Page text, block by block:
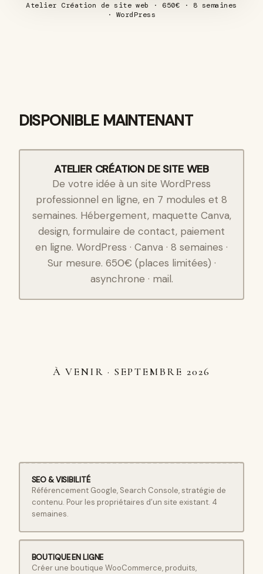
Atelier Création de site web · 650€ · 8 semaines
· WordPress
DISPONIBLE MAINTENANT
ATELIER CRÉATION DE SITE WEB
De votre idée à un site WordPress
professionnel en ligne, en 7 modules et 8
semaines. Hébergement, maquette Canva,
design, formulaire de contact, paiement
en ligne. WordPress · Canva · 8 semaines ·
Sur mesure. 650€ (places limitées) ·
asynchrone · mail.
À VENIR · SEPTEMBRE 2026
SEO & VISIBILITÉ
Référencement Google, Search Console, stratégie de
contenu. Pour les propriétaires d’un site existant. 4
semaines.
BOUTIQUE EN LIGNE
Créer une boutique WooCommerce, produits,